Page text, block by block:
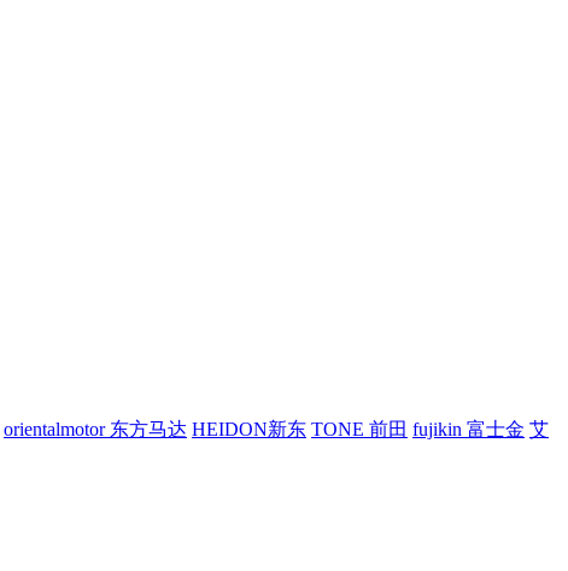
orientalmotor 东方马达 HEIDON新东 TONE 前田 fujikin 富士金 艾